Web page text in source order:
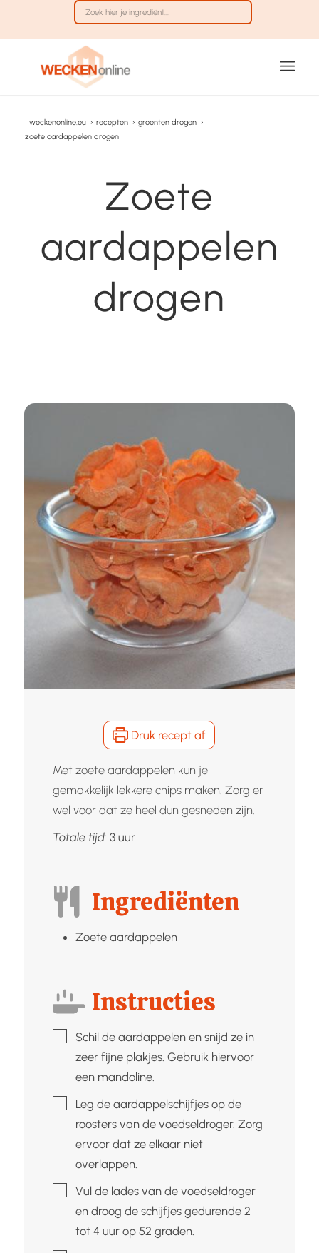
weckenonline.eu › recepten › groenten drogen ›
zoete aardappelen drogen
Zoete
aardappelen
drogen
Druk recept af
Met zoete aardappelen kun je
gemakkelijk lekkere chips maken. Zorg er
wel voor dat ze heel dun gesneden zijn.
Totale tijd: 3uur
uur
Ingrediënten
Zoete aardappelen
Instructies
▢Schil de aardappelen en snijd ze in
zeer fijne plakjes. Gebruik hiervoor
een mandoline.
▢Leg de aardappelschijfjes op de
roosters van de voedseldroger. Zorg
ervoor dat ze elkaar niet
overlappen.
▢Vul de lades van de voedseldroger
en droog de schijfjes gedurende 2
tot 4 uur op 52 graden.